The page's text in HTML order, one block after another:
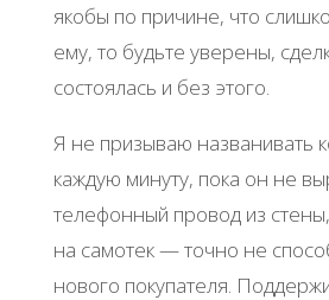
якобы по причине, что
ему, то будьте уверены,
состоялась и без этого.
Я не призываю названивать
каждую минуту, пока он не
телефонный провод из
на самотек — точно не
нового покупателя.